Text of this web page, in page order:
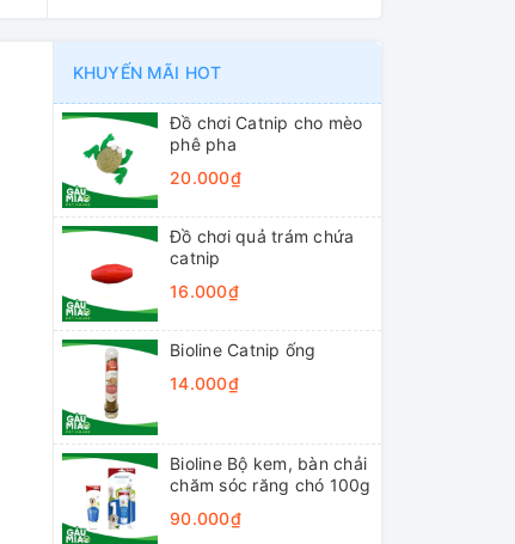
KHUYẾN MÃI HOT
Đồ chơi Catnip cho mèo
phê pha
20.000₫
Đồ chơi quả trám chứa
catnip
16.000₫
Bioline Catnip ống
14.000₫
Bioline Bộ kem, bàn chải
chăm sóc răng chó 100g
90.000₫